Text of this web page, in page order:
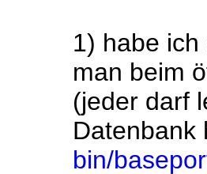
1) habe
man beim
(jeder darf
Datenbank
bin/